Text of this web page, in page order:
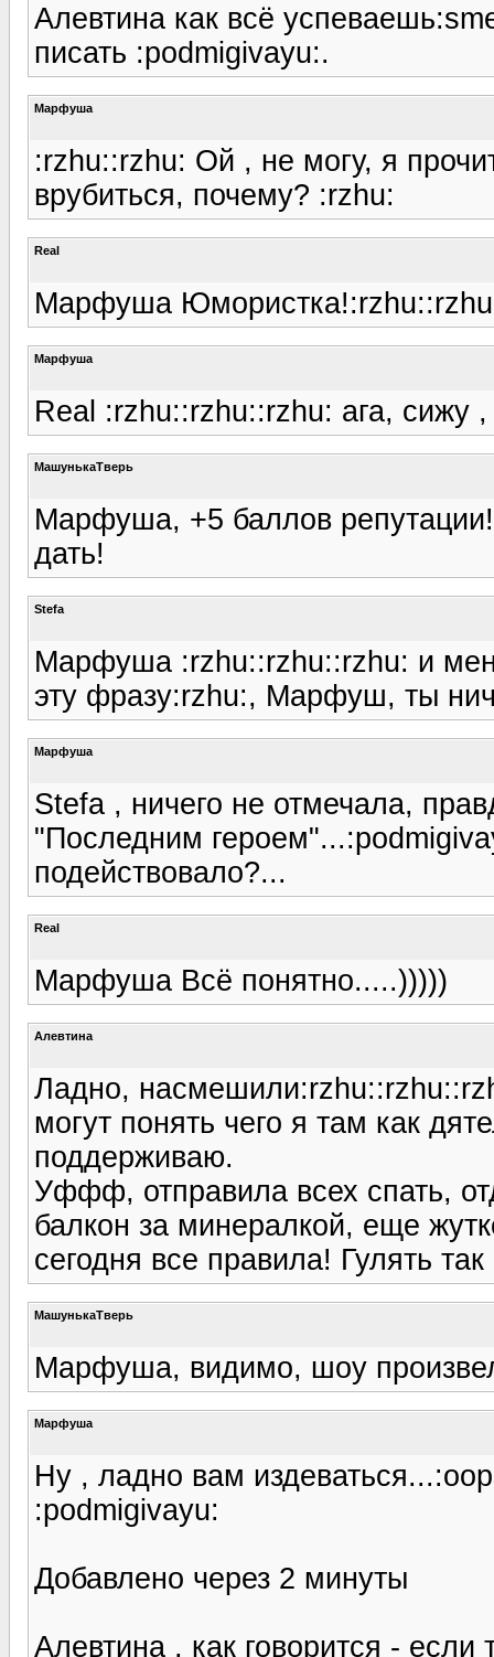
Алевтина как всё
писать :podmigivayu:.
Марфуша
:rzhu::rzhu: Ой , не могу, я
врубиться, почему? :rzhu:
Real
Марфуша
Марфуша
Real :rzhu::rzhu::rzhu: ага, сижу
МашунькаТверь
Марфуша, +5 баллов репутации!
дать!
Stefa
Марфуша :rzhu::rzhu::rzhu: и
эту фразу:rzhu:, Марфуш, ты
Марфуша
Stefa , ничего не отмечала,
"Последним
подействовало?...
Real
Марфуша Всё понятно.....)))))
Алевтина
Ладно,
могут понять чего я там как
поддерживаю.
Уффф, отправила всех спать,
балкон за минералкой, еще
сегодня все правила! Гулять так
МашунькаТверь
Марфуша, видимо, шоу
Марфуша
Ну , ладно вам
:podmigivayu:
Добавлено через 2 минуты
Алевтина , как говорится - если